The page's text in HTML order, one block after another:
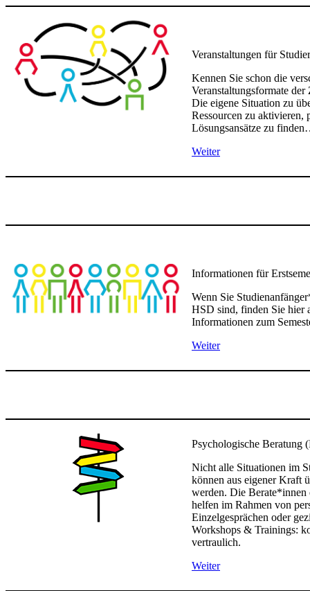
Veranstaltungen für
Kennen Sie schon die
Veranstaltungsformate der
Die eigene Situation zu
Ressourcen zu aktivieren,
Lösungsansätze zu
Weiter
Informationen für
Wenn Sie
HSD sind, finden Sie hier
Informationen zum
Weiter
Psychologische Beratung
Nicht alle Situationen im
können aus eigener Kraft
werden. Die Berate*innen
helfen im Rahmen von
Einzelgesprächen oder
Workshops & Trainings:
vertraulich.
Weiter